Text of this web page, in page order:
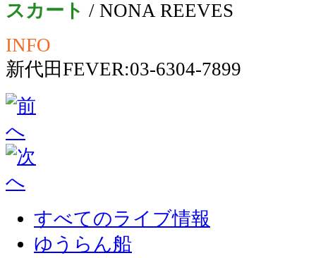
スカート / NONA REEVES
INFO
新代田FEVER:03-6304-7899
すべてのライブ情報
ゆうらん船